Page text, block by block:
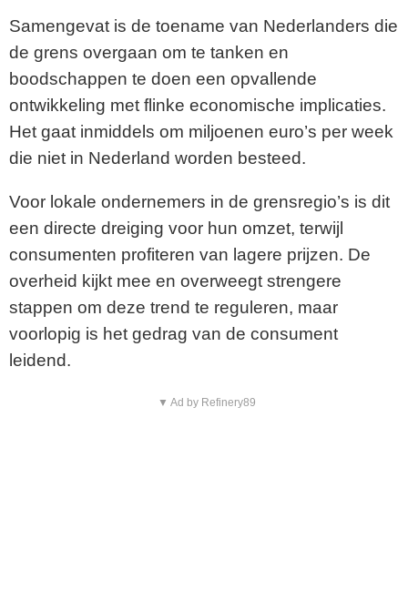
Samengevat is de toename van Nederlanders die
de grens overgaan om te tanken en
boodschappen te doen een opvallende
ontwikkeling met flinke economische implicaties.
Het gaat inmiddels om miljoenen euro’s per week
die niet in Nederland worden besteed.
Voor lokale ondernemers in de grensregio’s is dit
een directe dreiging voor hun omzet, terwijl
consumenten profiteren van lagere prijzen. De
overheid kijkt mee en overweegt strengere
stappen om deze trend te reguleren, maar
voorlopig is het gedrag van de consument
leidend.
▼ Ad by Refinery89